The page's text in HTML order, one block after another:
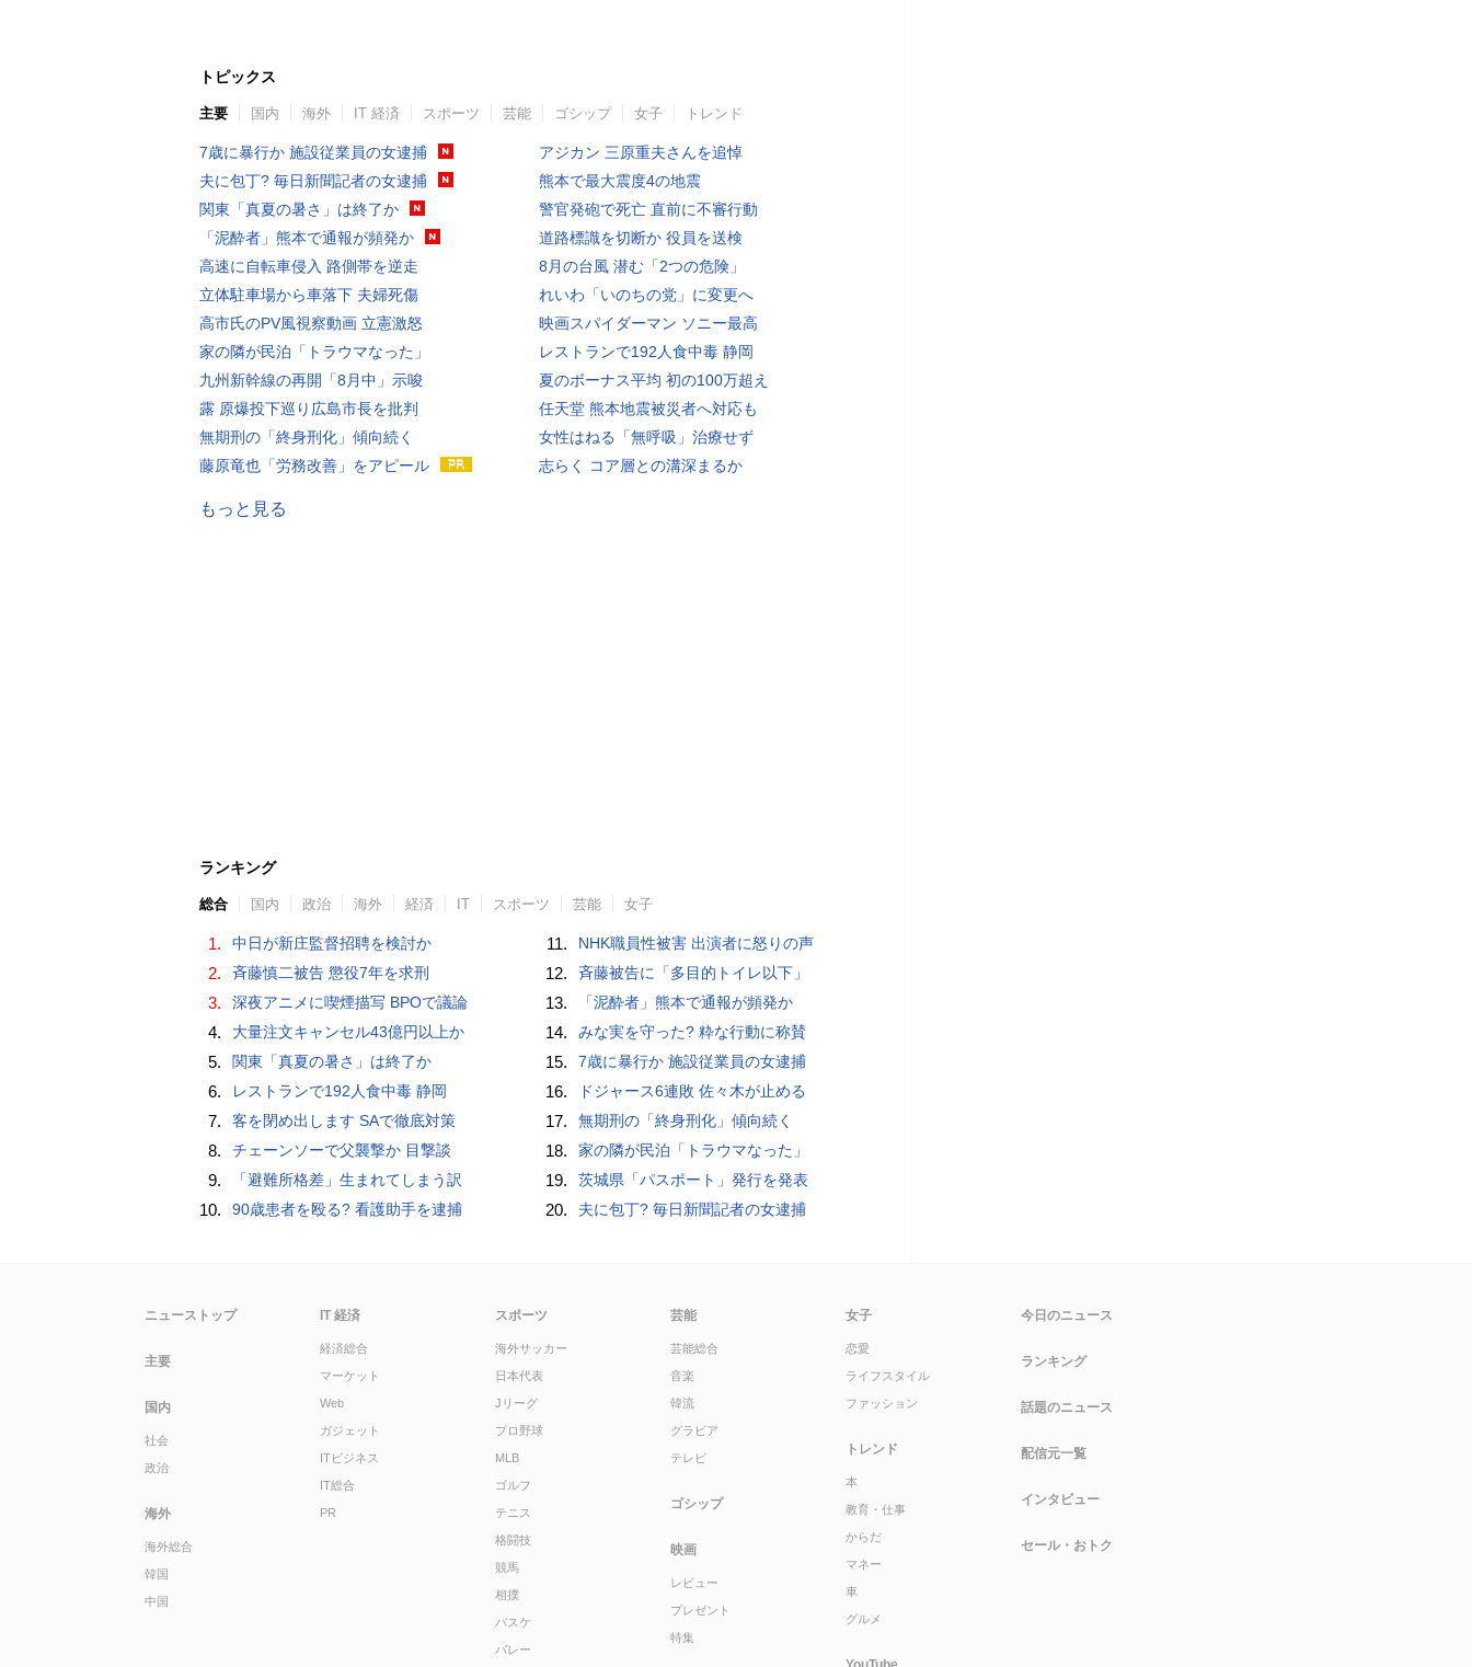
トピックス
主要 国内 海外 IT 経済 スポーツ 芸能 ゴシップ 女子 トレンド
7歳に暴行か 施設従業員の女逮捕
夫に包丁? 毎日新聞記者の女逮捕
関東「真夏の暑さ」は終了か
「泥酔者」熊本で通報が頻発か
高速に自転車侵入 路側帯を逆走
立体駐車場から車落下 夫婦死傷
高市氏のPV風視察動画 立憲激怒
家の隣が民泊「トラウマなった」
九州新幹線の再開「8月中」示唆
露 原爆投下巡り広島市長を批判
無期刑の「終身刑化」傾向続く
藤原竜也「労務改善」をアピール
アジカン 三原重夫さんを追悼
熊本で最大震度4の地震
警官発砲で死亡 直前に不審行動
道路標識を切断か 役員を送検
8月の台風 潜む「2つの危険」
れいわ「いのちの党」に変更へ
映画スパイダーマン ソニー最高
レストランで192人食中毒 静岡
夏のボーナス平均 初の100万超え
任天堂 熊本地震被災者へ対応も
女性はねる「無呼吸」治療せず
志らく コア層との溝深まるか
もっと見る
ランキング
総合 国内 政治 海外 経済 IT スポーツ 芸能 女子
1. 中日が新庄監督招聘を検討か
2. 斉藤慎二被告 懲役7年を求刑
3. 深夜アニメに喫煙描写 BPOで議論
4. 大量注文キャンセル43億円以上か
5. 関東「真夏の暑さ」は終了か
6. レストランで192人食中毒 静岡
7. 客を閉め出します SAで徹底対策
8. チェーンソーで父襲撃か 目撃談
9. 「避難所格差」生まれてしまう訳
10. 90歳患者を殴る? 看護助手を逮捕
11. NHK職員性被害 出演者に怒りの声
12. 斉藤被告に「多目的トイレ以下」
13. 「泥酔者」熊本で通報が頻発か
14. みな実を守った? 粋な行動に称賛
15. 7歳に暴行か 施設従業員の女逮捕
16. ドジャース6連敗 佐々木が止める
17. 無期刑の「終身刑化」傾向続く
18. 家の隣が民泊「トラウマなった」
19. 茨城県「パスポート」発行を発表
20. 夫に包丁? 毎日新聞記者の女逮捕
ニューストップ
主要
国内
社会
政治
海外
海外総合
韓国
中国
IT 経済
経済総合
マーケット
Web
ガジェット
ITビジネス
IT総合
PR
スポーツ
海外サッカー
日本代表
Jリーグ
プロ野球
MLB
ゴルフ
テニス
格闘技
競馬
相撲
バスケ
バレー
芸能
芸能総合
音楽
韓流
グラビア
テレビ
ゴシップ
映画
レビュー
プレゼント
特集
女子
恋愛
ライフスタイル
ファッション
トレンド
本
教育・仕事
からだ
マネー
車
グルメ
今日のニュース
ランキング
話題のニュース
配信元一覧
インタビュー
セール・おトク